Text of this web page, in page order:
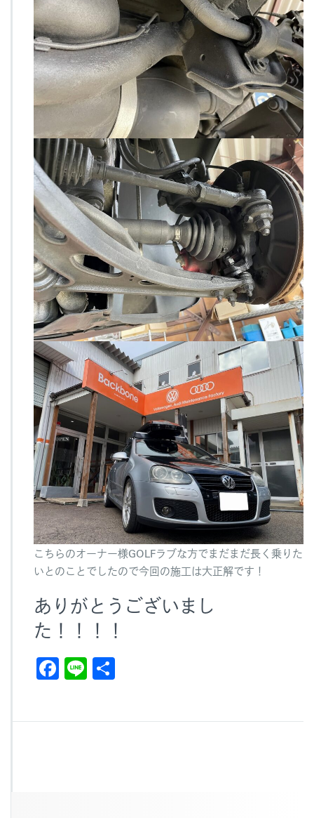
こちらのオーナー様GOLFラブな方でまだまだ長く乗りた
いとのことでしたので今回の施工は大正解です！
ありがとうございまし
た！！！！
F Li